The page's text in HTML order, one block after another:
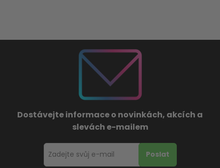
Dostávejte informace o novinkách, akcích a
slevách e-mailem